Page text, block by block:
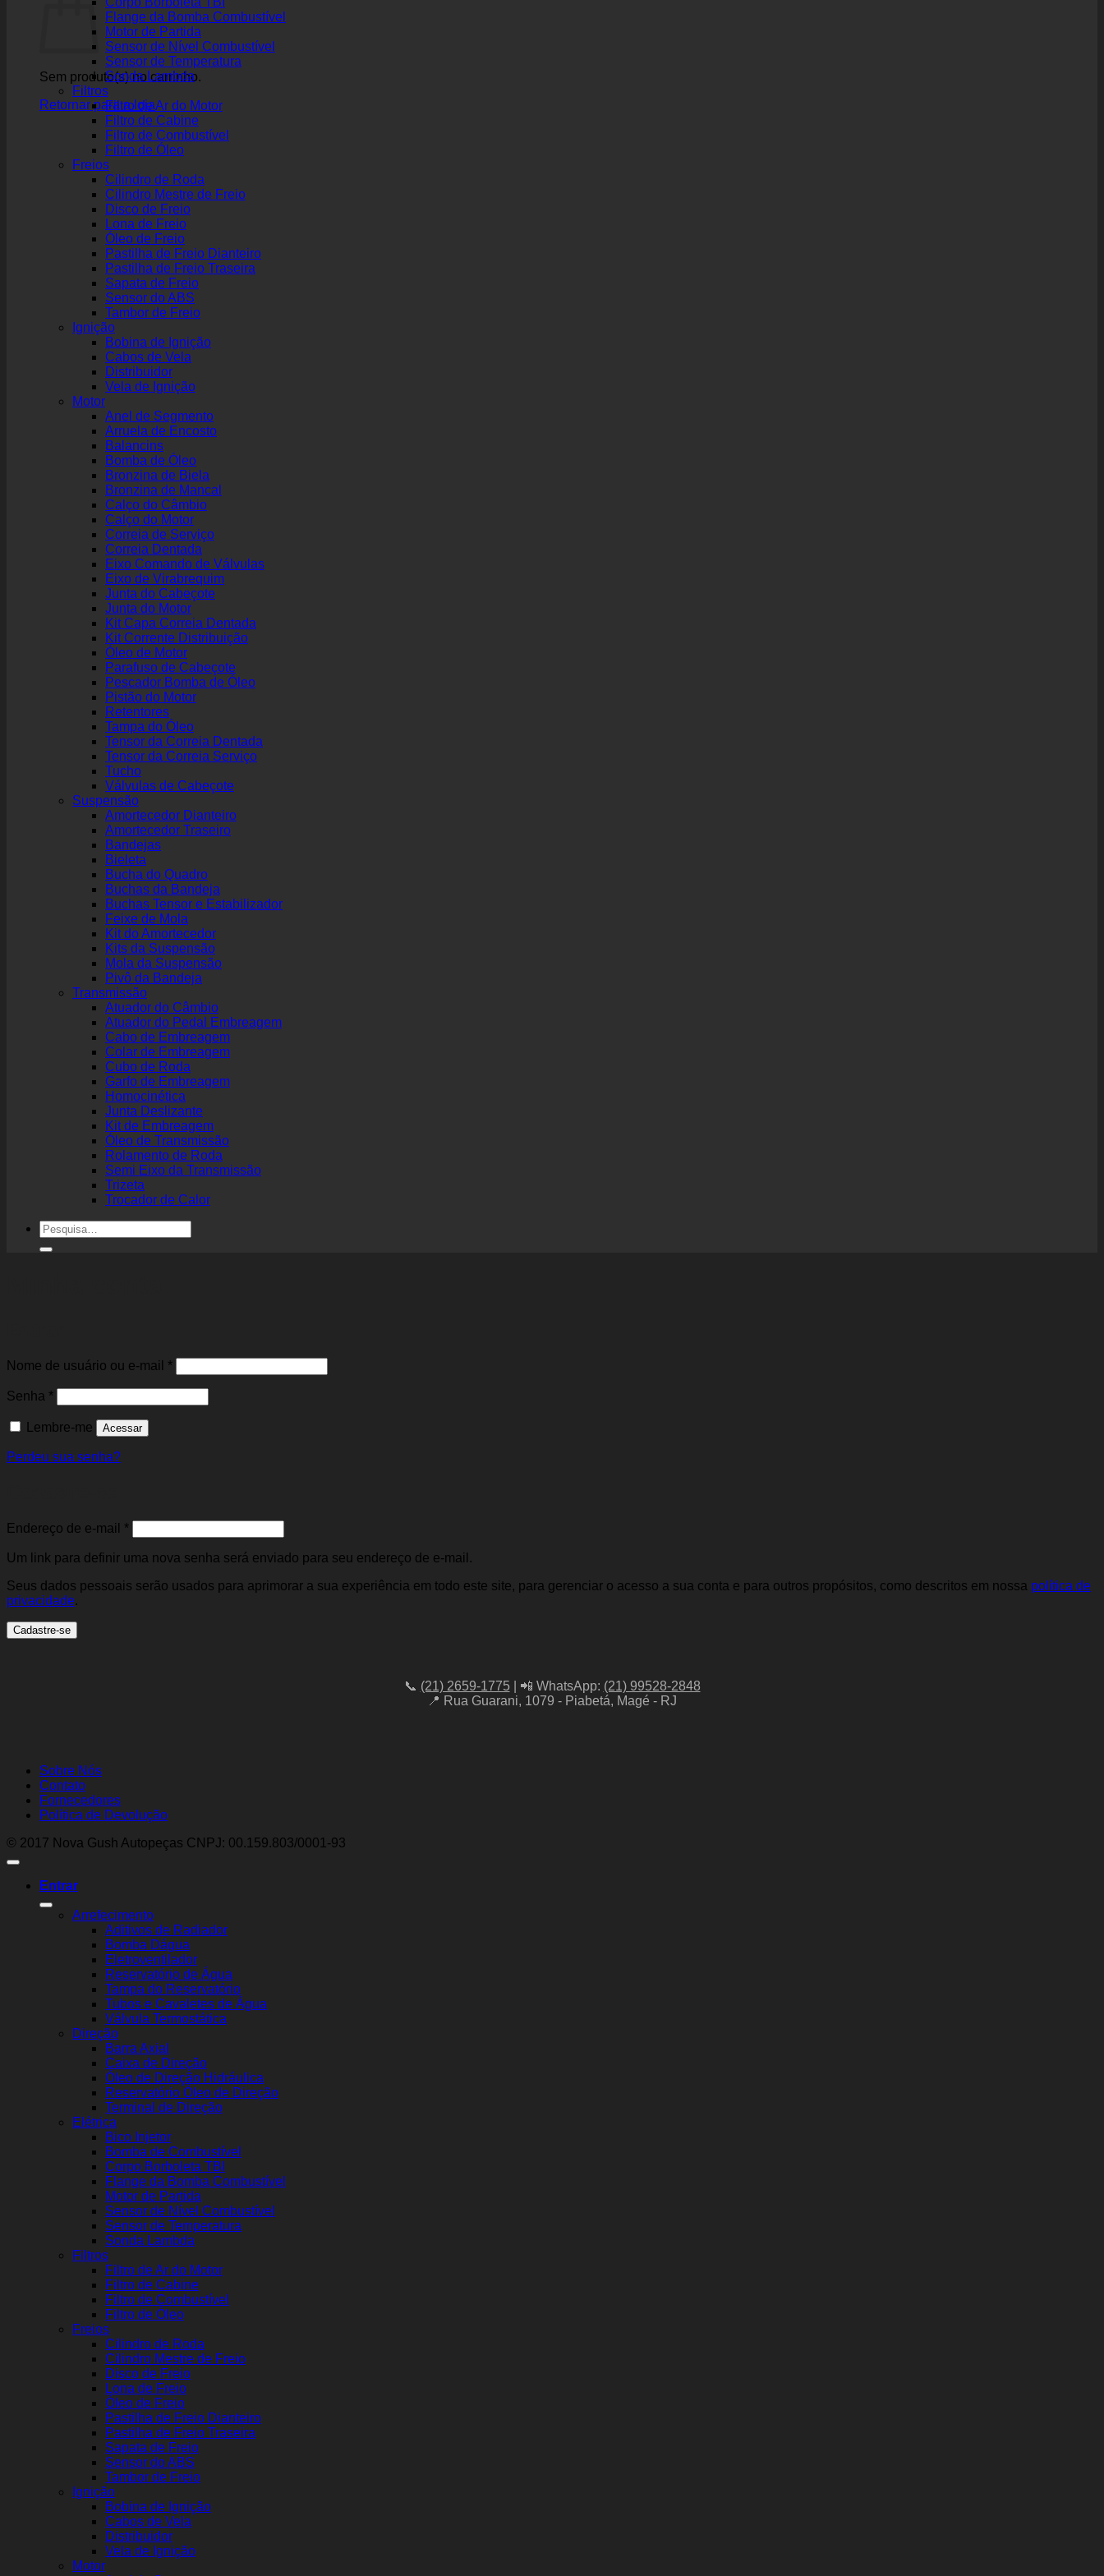
Sem produto(s) no carrinho.
Retornar para a loja
Flange da Bomba Combustível
Motor de Partida
Sensor de Nível Combustível
Sensor de Temperatura
Sonda Lambda
Filtros
Filtro de Ar do Motor
Filtro de Cabine
Filtro de Combustível
Filtro de Óleo
Freios
Cilindro de Roda
Cilindro Mestre de Freio
Disco de Freio
Lona de Freio
Óleo de Freio
Pastilha de Freio Dianteiro
Pastilha de Freio Traseira
Sapata de Freio
Sensor do ABS
Tambor de Freio
Ignição
Bobina de Ignição
Cabos de Vela
Distribuidor
Vela de Ignição
Motor
Anel de Segmento
Arruela de Encosto
Balancins
Bomba de Óleo
Bronzina de Biela
Bronzina de Mancal
Calço do Câmbio
Calço do Motor
Correia de Serviço
Correia Dentada
Eixo Comando de Válvulas
Eixo de Virabrequim
Junta do Cabeçote
Junta do Motor
Kit Capa Correia Dentada
Kit Corrente Distribuição
Óleo de Motor
Parafuso de Cabeçote
Pescador Bomba de Óleo
Pistão do Motor
Retentores
Tampa do Óleo
Tensor da Correia Dentada
Tensor da Correia Serviço
Tucho
Válvulas de Cabeçote
Suspensão
Amortecedor Dianteiro
Amortecedor Traseiro
Bandejas
Bieleta
Bucha do Quadro
Buchas da Bandeja
Buchas Tensor e Estabilizador
Feixe de Mola
Kit do Amortecedor
Kits da Suspensão
Mola da Suspensão
Pivô da Bandeja
Transmissão
Atuador do Câmbio
Atuador do Pedal Embreagem
Cabo de Embreagem
Colar de Embreagem
Cubo de Roda
Garfo de Embreagem
Homocinética
Junta Deslizante
Kit de Embreagem
Óleo de Transmissão
Rolamento de Roda
Semi Eixo da Transmissão
Trizeta
Trocador de Calor
Pesquisar
por:
Nome de usuário ou e-mail *Obrigatório
Senha *Obrigatório
Lembre-me Acessar
Perdeu sua senha?
Endereço de e-mail *Obrigatório
Um link para definir uma nova senha será enviado para seu endereço de e-mail.
Seus dados pessoais serão usados para aprimorar a sua experiência em todo este site, para gerenciar o acesso a sua conta e para outros propósitos, como descritos em nossa política de
privacidade.
Cadastre-se
📞 (21) 2659-1775| 📲 WhatsApp: (21) 99528-2848
📍 Rua Guarani, 1079 - Piabetá, Magé - RJ
Sobre Nós
Contato
Fornecedores
Política de Devolução
© 2017 Nova Gush Autopeças CNPJ: 00.159.803/0001-93
Entrar
Arrefecimento
Aditivos de Radiador
Bomba Dágua
Eletroventilador
Reservatório de Água
Tampa do Reservatório
Tubos e Cavaletes de Água
Válvula Termostática
Direção
Barra Axial
Caixa de Direção
Óleo de Direção Hidráulica
Reservatório Óleo de Direção
Terminal de Direção
Elétrica
Bico Injetor
Bomba de Combustível
Corpo Borboleta TBI
Flange da Bomba Combustível
Motor de Partida
Sensor de Nível Combustível
Sensor de Temperatura
Sonda Lambda
Filtros
Filtro de Ar do Motor
Filtro de Cabine
Filtro de Combustível
Filtro de Óleo
Freios
Cilindro de Roda
Cilindro Mestre de Freio
Disco de Freio
Lona de Freio
Óleo de Freio
Pastilha de Freio Dianteiro
Pastilha de Freio Traseira
Sapata de Freio
Sensor do ABS
Tambor de Freio
Ignição
Bobina de Ignição
Cabos de Vela
Distribuidor
Vela de Ignição
Motor